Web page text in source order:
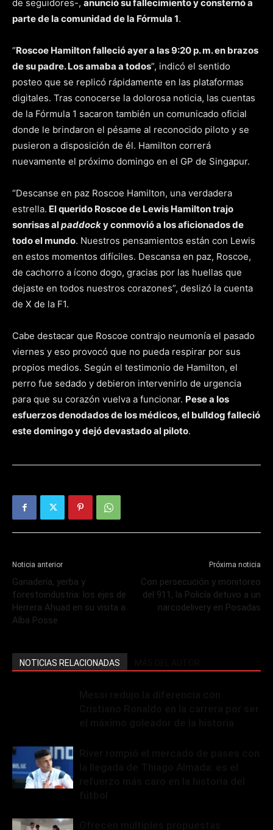
de seguidores-, anunció su fallecimiento y consternó a
parte de la comunidad de la Fórmula 1.
“Roscoe Hamilton falleció ayer a las 9:20 p. m. en brazos
de su padre. Los amaba a todos”, indicó el sentido
posteo que se replicó rápidamente en las plataformas
digitales. Tras conocerse la dolorosa noticia, las cuentas
de la Fórmula 1 sacaron también un comunicado oficial
donde le brindaron el pésame al reconocido piloto y se
pusieron a disposición de él. Hamilton correrá
nuevamente el próximo domingo en el GP de Singapur.
“Descanse en paz Roscoe Hamilton, una verdadera
estrella. El querido Roscoe de Lewis Hamilton trajo
sonrisas alpaddocky conmovió a los aficionados de
todo el mundo. Nuestros pensamientos están con Lewis
en estos momentos difíciles. Descansa en paz, Roscoe,
de cachorro a ícono dogo, gracias por las huellas que
dejaste en todos nuestros corazones”, deslizó la cuenta
de X de la F1.
Cabe destacar que Roscoe contrajo neumonía el pasado
viernes y eso provocó que no pueda respirar por sus
propios medios. Según el testimonio de Hamilton, el
perro fue sedado y debieron intervenirlo de urgencia
para que su corazón vuelva a funcionar. Pese a los
esfuerzos denodados de los médicos, el bulldog falleció
este domingo y dejó devastado al piloto.
Noticia anterior
Ganadería, yerba y
forestoindustria: los ejes de
Herrera Ahuad en su visita a
Alba Posse
Próxima noticia
Con persecución y monitoreo
del 911, la Policía detuvo a un
narcodelivery en Posadas
NOTICIAS RELACIONADAS